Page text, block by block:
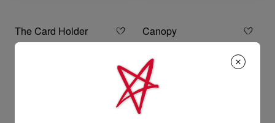
The Card Holder Canopy
S$520.00